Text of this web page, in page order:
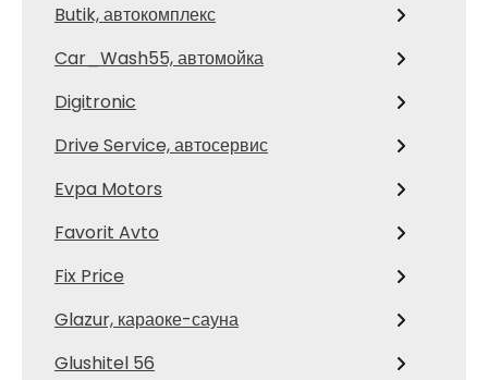
Butik, автокомплекс
Car_Wash55, автомойка
Digitronic
Drive Service, автосервис
Evpa Motors
Favorit Avto
Fix Price
Glazur, караоке-сауна
Glushitel 56